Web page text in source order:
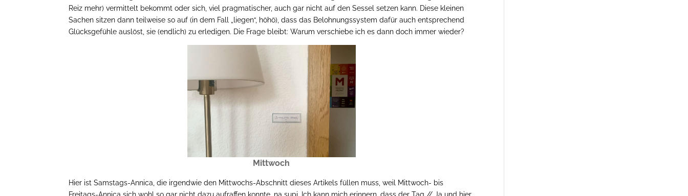
Reiz mehr) vermittelt bekommt oder sich, viel pragmatischer, auch gar nicht auf den Sessel setzen kann. Diese kleinen
Sachen sitzen dann teilweise so auf (in dem Fall „liegen“, höhö), dass das Belohnungssystem dafür auch entsprechend
Glücksgefühle auslöst, sie (endlich) zu erledigen. Die Frage bleibt: Warum verschiebe ich es dann doch immer wieder?
Mittwoch
Hier ist Samstags-Annica, die irgendwie den Mittwochs-Abschnitt dieses Artikels füllen muss, weil Mittwoch- bis